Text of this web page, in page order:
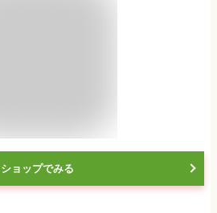
ショップでみる